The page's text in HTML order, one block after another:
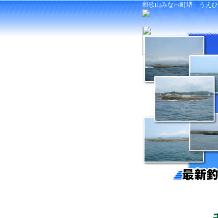
和歌山みなべ町堺 うえ